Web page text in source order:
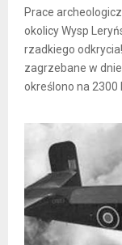
Prace
okolicy Wysp
rzadkiego
zagrzebane w
określono na 2300